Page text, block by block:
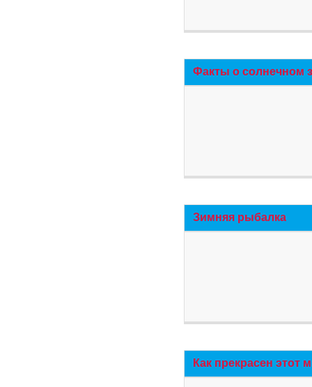
Факты о солнечном
Зимняя рыбалка
Как прекрасен этот